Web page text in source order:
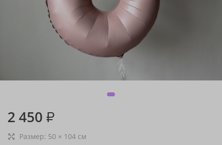
2 450 ₽
Размер: 50 × 104 см